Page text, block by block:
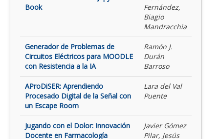
Book
Fernández,
Biagio
Mandracchia
Generador de Problemas de
Circuitos Eléctricos para MOODLE
con Resistencia a la IA
Ramón J.
Durán
Barroso
AProDiSER: Aprendiendo
Procesado Digital de la Señal con
un Escape Room
Lara del Val
Puente
Jugando con el Dolor: Innovación
Docente en Farmacología
Javier Gómez
Pilar, Jesús